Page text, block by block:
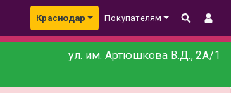
Краснодар Покупателям
ул. им. Артюшкова В.Д., 2А/1